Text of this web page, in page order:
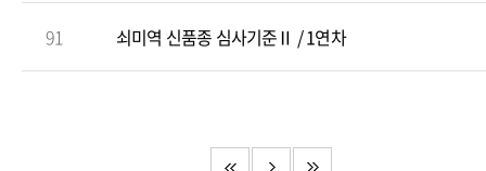
91 쇠미역 신품종 심사기준Ⅱ / 1연차